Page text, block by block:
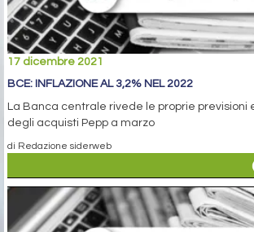
17 dicembre 2021
BCE: INFLAZIONE AL 3,2% NEL 2022
La Banca centrale rivede le proprie previsioni
degli acquisti Pepp a marzo
di Redazione siderweb